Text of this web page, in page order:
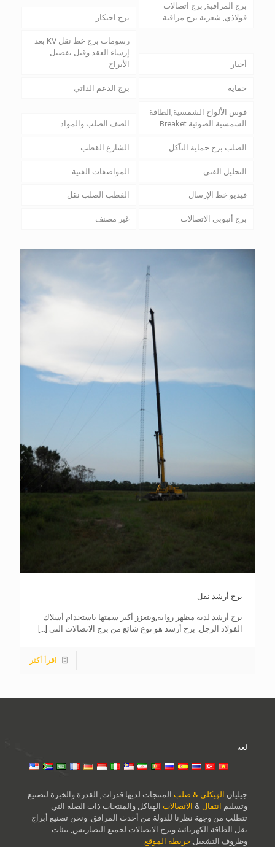
برج المراقبة, برج اتصالات
فولاذي, شعرية برج مراقبة
برج احتكار
أخبار
رسومات برج خط نقل KV بعد
إرساء العقد وقبل تفصيل
الأبراج
حماية برج الدعم الذاتي
قوس الألواح الشمسية,الطاقة
الشمسية الضوئية Breaket
الصف الصلب والمواد
الصلب برج حماية التآكل الشارع القطب
التحليل الفني المواصفات الفنية
فيديو خط الإرسال القطب الصلب نقل
برج أنبوبي الاتصالات غير مصنف
برج أرشد نقل
برج أرشد لديه مظهر رواية,ويتعزز أكبر سمتها باستخدام أسلاك
الفولاذ الرجل. برج أرشد هو نوع شائع من برج الاتصالات التي [...]
اقرأ أكثر
لغة
جيليان الهيكلي & صلب المنتجات لديها قدرات, القدرة والخبرة لتصنيع
وتسليم انتقال & الاتصالات الهياكل والمنتجات ذات الصلة التي
تتطلب من وجهة نظرنا للدولة من أحدث المرافق. ونحن تصنيع أبراج
نقل الطاقة الكهربائية وبرج الاتصالات لجميع التضاريس, بيئات
وظروف التشغيل.خريطة الموقع